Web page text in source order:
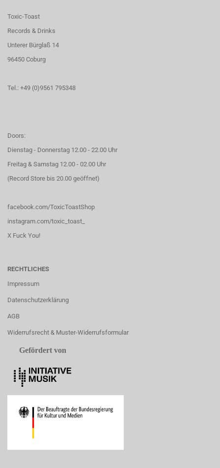
Toxic-Toast
Records & Drinks
Unterer Bürglaß 14
96450 Coburg
Tel.: +49 (0)9561 795348
Doors:
Dienstag - Donnerstag 12.00 - 22.00 Uhr
Freitag & Samstag 12.00 - 02.00 Uhr
(Record Store bis 20.00 geöffnet)
facebook.com/ToxicToastShop
instagram.com/toxic_toast_
X Fuck You!
RECHTLICHES
Impressum
Datenschutzerklärung
AGB
Widerrufsrecht & Muster-Widerrufsformular
Gefördert von